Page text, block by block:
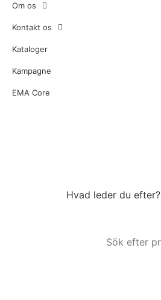
Om os
Kontakt os
Kataloger
Kampagne
EMA Core
Hvad leder du efter?